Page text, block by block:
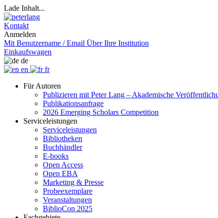
Lade Inhalt...
Kontakt
Anmelden
Mit Benutzername / Email Über Ihre Institution
Einkaufswagen
de
en
fr
Für Autoren
Publizieren mit Peter Lang – Akademische
Publikationsanfrage
2026 Emerging Scholars Competition
Serviceleistungen
Serviceleistungen
Bibliotheken
Buchhändler
E-books
Open Access
Open EBA
Marketing & Presse
Probeexemplare
Veranstaltungen
BiblioCon 2025